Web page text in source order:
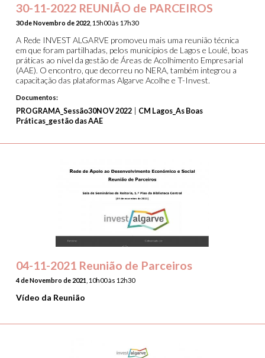
30-11-2022 REUNIÃO de PARCEIROS
30 de Novembro de 2022, 15h00 às 17h30
A Rede INVEST ALGARVE promoveu mais uma reunião técnica
em que foram partilhadas, pelos municípios de Lagos e Loulé, boas
práticas ao nível da gestão de Áreas de Acolhimento Empresarial
(AAE). O encontro, que decorreu no NERA, também integrou a
capacitação das plataformas Algarve Acolhe e T-Invest.
Documentos:
PROGRAMA_Sessão30NOV 2022| CM Lagos_As Boas
Práticas_gestão das AAE
04-11-2021 Reunião de Parceiros
4 de Novembro de 2021 , 10h00 às 12h30
Vídeo da Reunião